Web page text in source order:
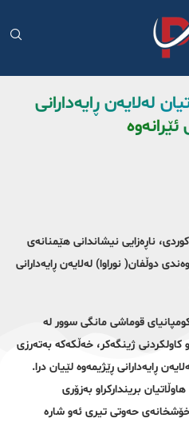
لەلایەن ڕایەدارانی
٤ی ڕێبەندانی ٢٧٢٣ی کوردی، ناڕەزایی نیشاندانی هێمنانەی
دوڵفان( نوراوا) لەلایەن ڕایەدارانی
قوماشی مانگی سوور لە
کاولکردنی ژینگەکر، خەڵکەکە بەتەرزی
ڕایەدارانی ڕێژیمەوە لێیان درا.
بریندارکراو بەزۆری
حەوتی تیری ئەو شارە